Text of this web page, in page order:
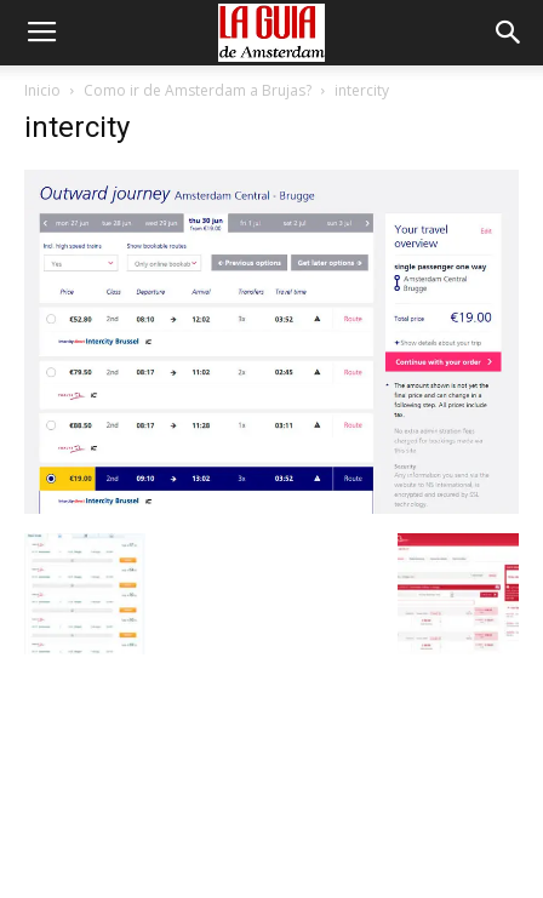
Inicio Como ir de Amsterdam a Brujas? intercity
intercity